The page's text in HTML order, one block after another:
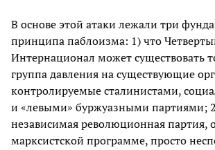
В основе этой атаки лежали три
принципа паблоизма: 1) что
Интернационал может существовать
группа давления на существующие
контролируемые сталинистами,
и «левыми» буржуазными партиями;
независимая революционная партия,
марксистской программе, просто